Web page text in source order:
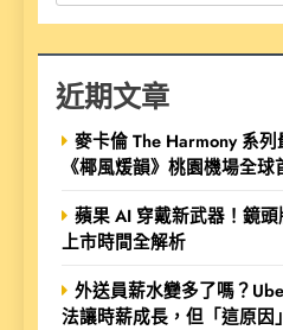
近期文章
麥卡倫 The Harmony 系
《椰風煖韻》桃園機場全球
蘋果 AI 穿戴新武器！鏡
上市時間全解析
外送員薪水變多了嗎？
法讓時薪成長，但「這原因